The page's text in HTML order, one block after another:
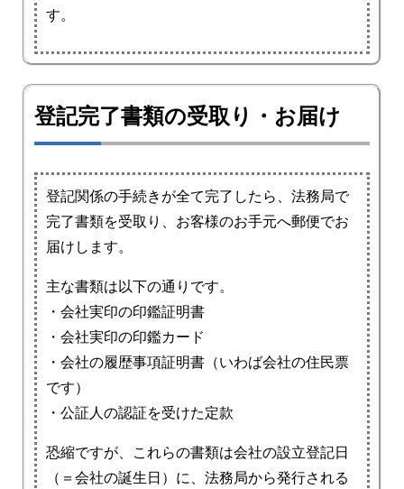
す。
登記完了書類の受取り・お届け
登記関係の手続きが全て完了したら、法務局で
完了書類を受取り、お客様のお手元へ郵便でお
届けします。
主な書類は以下の通りです。
・会社実印の印鑑証明書
・会社実印の印鑑カード
・会社の履歴事項証明書（いわば会社の住民票
です）
・公証人の認証を受けた定款
恐縮ですが、これらの書類は会社の設立登記日
（＝会社の誕生日）に、法務局から発行される